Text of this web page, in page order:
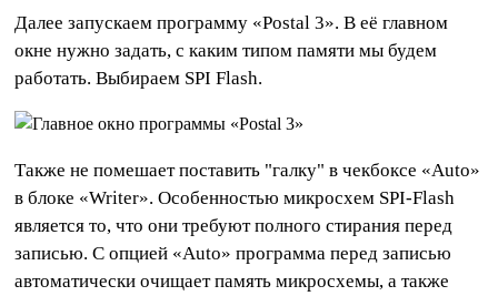
Далее запускаем программу «Postal 3». В её главном
окне нужно задать, с каким типом памяти мы будем
работать. Выбираем SPI Flash.
Также не помешает поставить "галку" в чекбоксе «Auto»
в блоке «Writer». Особенностью микросхем SPI-Flash
является то, что они требуют полного стирания перед
записью. С опцией «Auto» программа перед записью
автоматически очищает память микросхемы, а также